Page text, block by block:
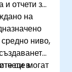
и отчети за
на
ниво,
в
ще могат